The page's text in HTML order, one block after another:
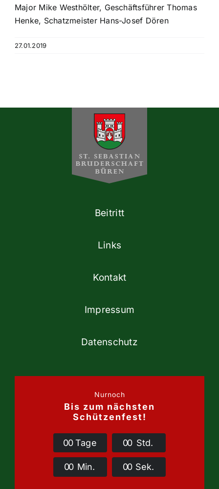
Major Mike Westhölter, Geschäftsführer Thomas
Henke, Schatzmeister Hans-Josef Dören
27.01.2019
Beitritt
Links
Kontakt
Impressum
Datenschutz
Nurnoch
Bis zum nächsten
Schützenfest!
00Tage 00 Std.
00 Min. 00 Sek.